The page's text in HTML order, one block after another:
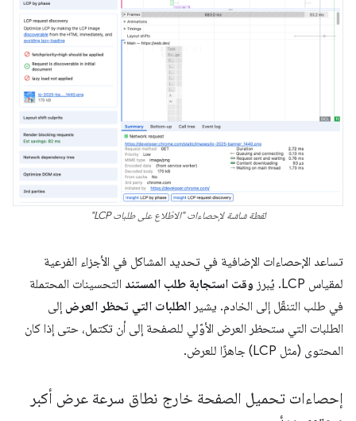
لقطة شاشة لإحصاءات "الاطّلاع على طلبات LCP"
تساعد الإحصاءات الإضافية في تحديد المشاكل في الأجزاء الفرعية
لمقياس LCP. يُبرز
وقت استجابة طلب المستند التحسينات المحتملة
في طلب التنقّل إلى الخادم. يشير الطلبات التي تحظر العرض إلى
الطلبات التي ستحظر العرض الأوّلي للصفحة إلى أن تكتمل، حتى إذا كان
المحتوى (مثل LCP) جاهزًا للعرض.
إحصاءات تحميل الصفحة خارج نطاق سرعة عرض أكبر